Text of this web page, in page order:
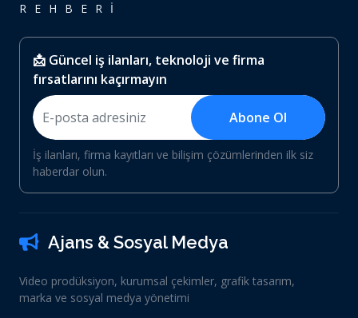
REHBERİ
📩 Güncel iş ilanları, teknoloji ve firma
fırsatlarını kaçırmayın
Abone Ol
İş ilanları, firma kayıtları ve bilişim çözümlerinden ilk siz
haberdar olun.
Ajans & Sosyal Medya
Video prodüksiyon, kurumsal çekimler, grafik tasarım,
marka ve sosyal medya yönetimi